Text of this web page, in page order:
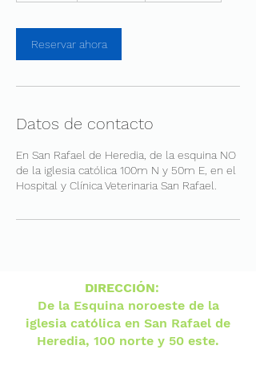
m
i
Reservar ahora
Datos de contacto
En San Rafael de Heredia, de la esquina NO
de la iglesia católica 100m N y 50m E, en el
Hospital y Clínica Veterinaria San Rafael.
DIRECCIÓN:
De la Esquina noroeste de la
iglesia católica en San Rafael de
Heredia, 100 norte y 50 este.